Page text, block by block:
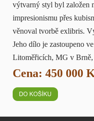
výtvarný styl byl založen
impresionismu přes
věnoval tvorbě exlibris.
Jeho dílo je zastoupeno
Litoměřicích, MG v
Cena: 450 000